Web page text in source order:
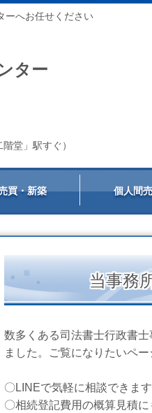
ーへお任せください
ター
堂」駅すぐ）
買・新築 個人間
当事務
数多くある司法書士行政書
ました。ご覧になりたいペ
〇LINEで気軽に相談できま
〇相続登記費用の概算見積